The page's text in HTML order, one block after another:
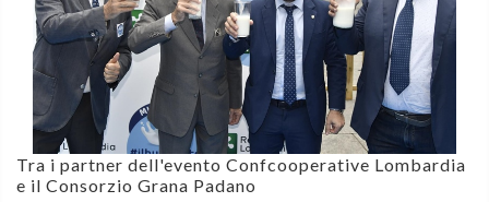
Tra i partner dell'evento Confcooperative Lombardia
e il Consorzio Grana Padano